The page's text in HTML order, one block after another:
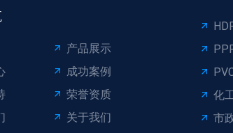
产品展示
成功案例
荣誉资质
关于我们
化
市